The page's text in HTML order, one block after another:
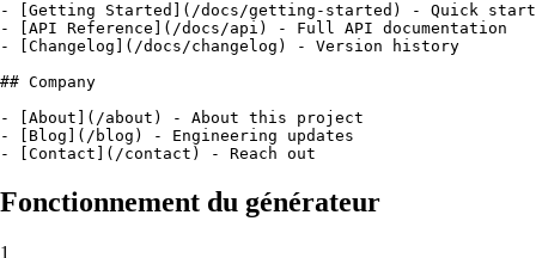
- [Getting Started](/docs/getting-started) - Quick start
- [API Reference](/docs/api) - Full API documentation
- [Changelog](/docs/changelog) - Version history
## Company
- [About](/about) - About this project
- [Blog](/blog) - Engineering updates
- [Contact](/contact) - Reach out
Fonctionnement du générateur
1